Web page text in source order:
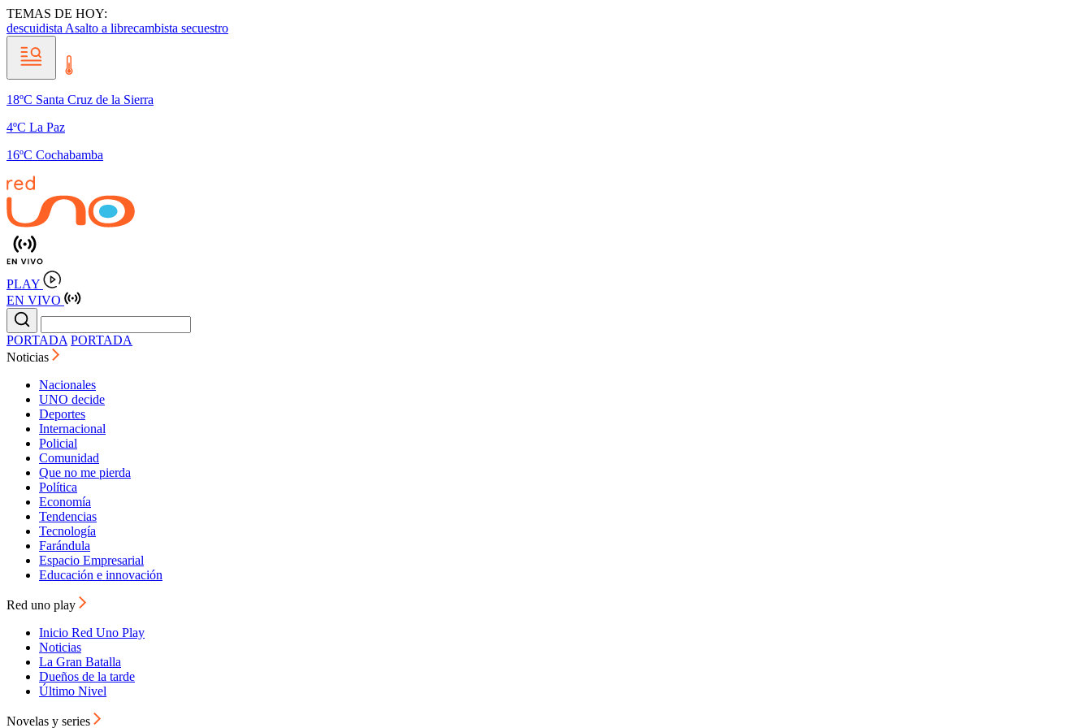
TEMAS DE HOY:
descuidista Asalto a librecambista secuestro
18ºC Santa Cruz de la Sierra
4ºC La Paz
16ºC Cochabamba
PLAY
EN VIVO
PORTADA PORTADA
Noticias
Nacionales
UNO decide
Deportes
Internacional
Policial
Comunidad
Que no me pierda
Política
Economía
Tendencias
Tecnología
Farándula
Espacio Empresarial
Educación e innovación
Red uno play
Inicio Red Uno Play
Noticias
La Gran Batalla
Dueños de la tarde
Último Nivel
Novelas y series